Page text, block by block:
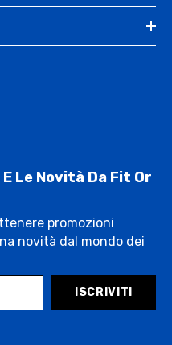
Le Novità Da Fit Or
promozioni
novità dal mondo dei
ISCRIVITI